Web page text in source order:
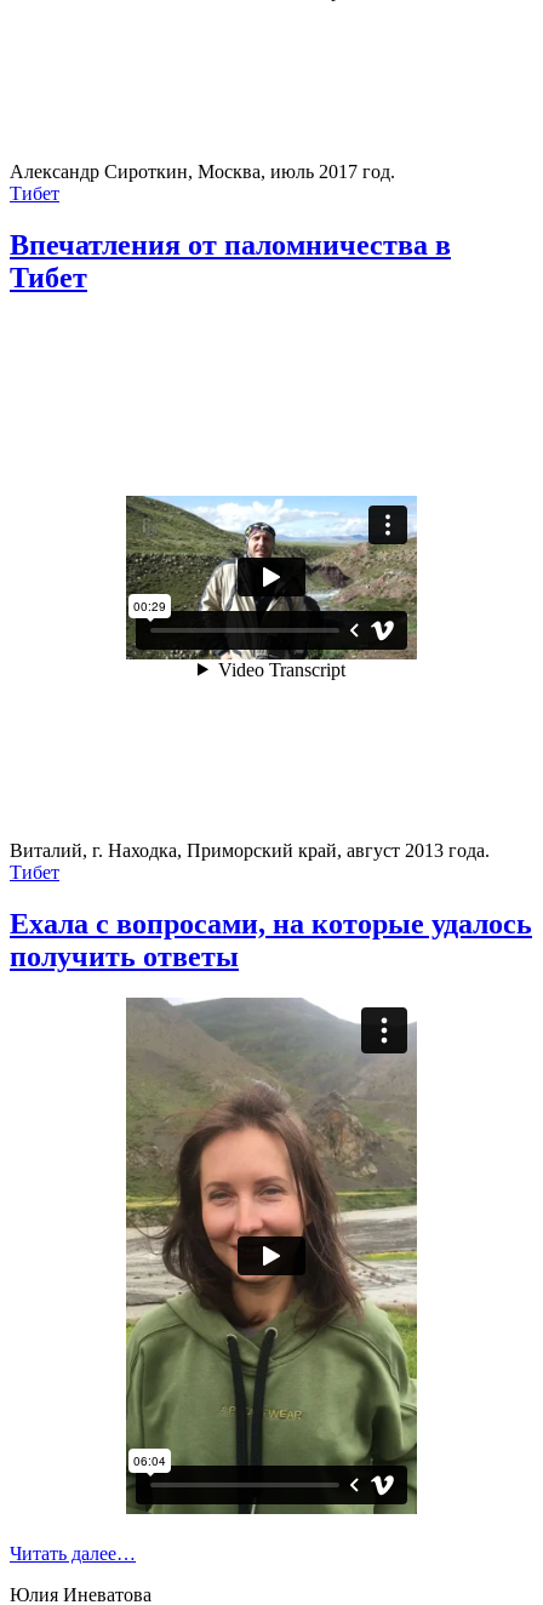
Александр Сироткин, Москва, июль 2017 год.
Тибет
Впечатления от паломничества в
Тибет
Виталий, г. Находка, Приморский край, август 2013 года.
Тибет
Ехала с вопросами, на которые удалось
получить ответы
Читать далее…
Юлия Иневатова